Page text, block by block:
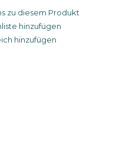
zu diesem Produkt
hinzufügen
hinzufügen